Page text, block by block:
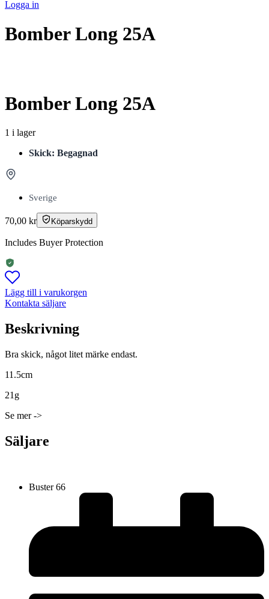
Logga in
Bomber Long 25A
Bomber Long 25A
1 i lager
Skick: Begagnad
Sverige
70,00 kr Köparskydd
Includes Buyer Protection
Lägg till i varukorgen
Kontakta säljare
Beskrivning
Bra skick, något litet märke endast.
11.5cm
21g
Se mer ->
Säljare
Buster 66